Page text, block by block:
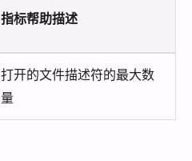
指标帮助描述
打开的文件描述符的最大数
量